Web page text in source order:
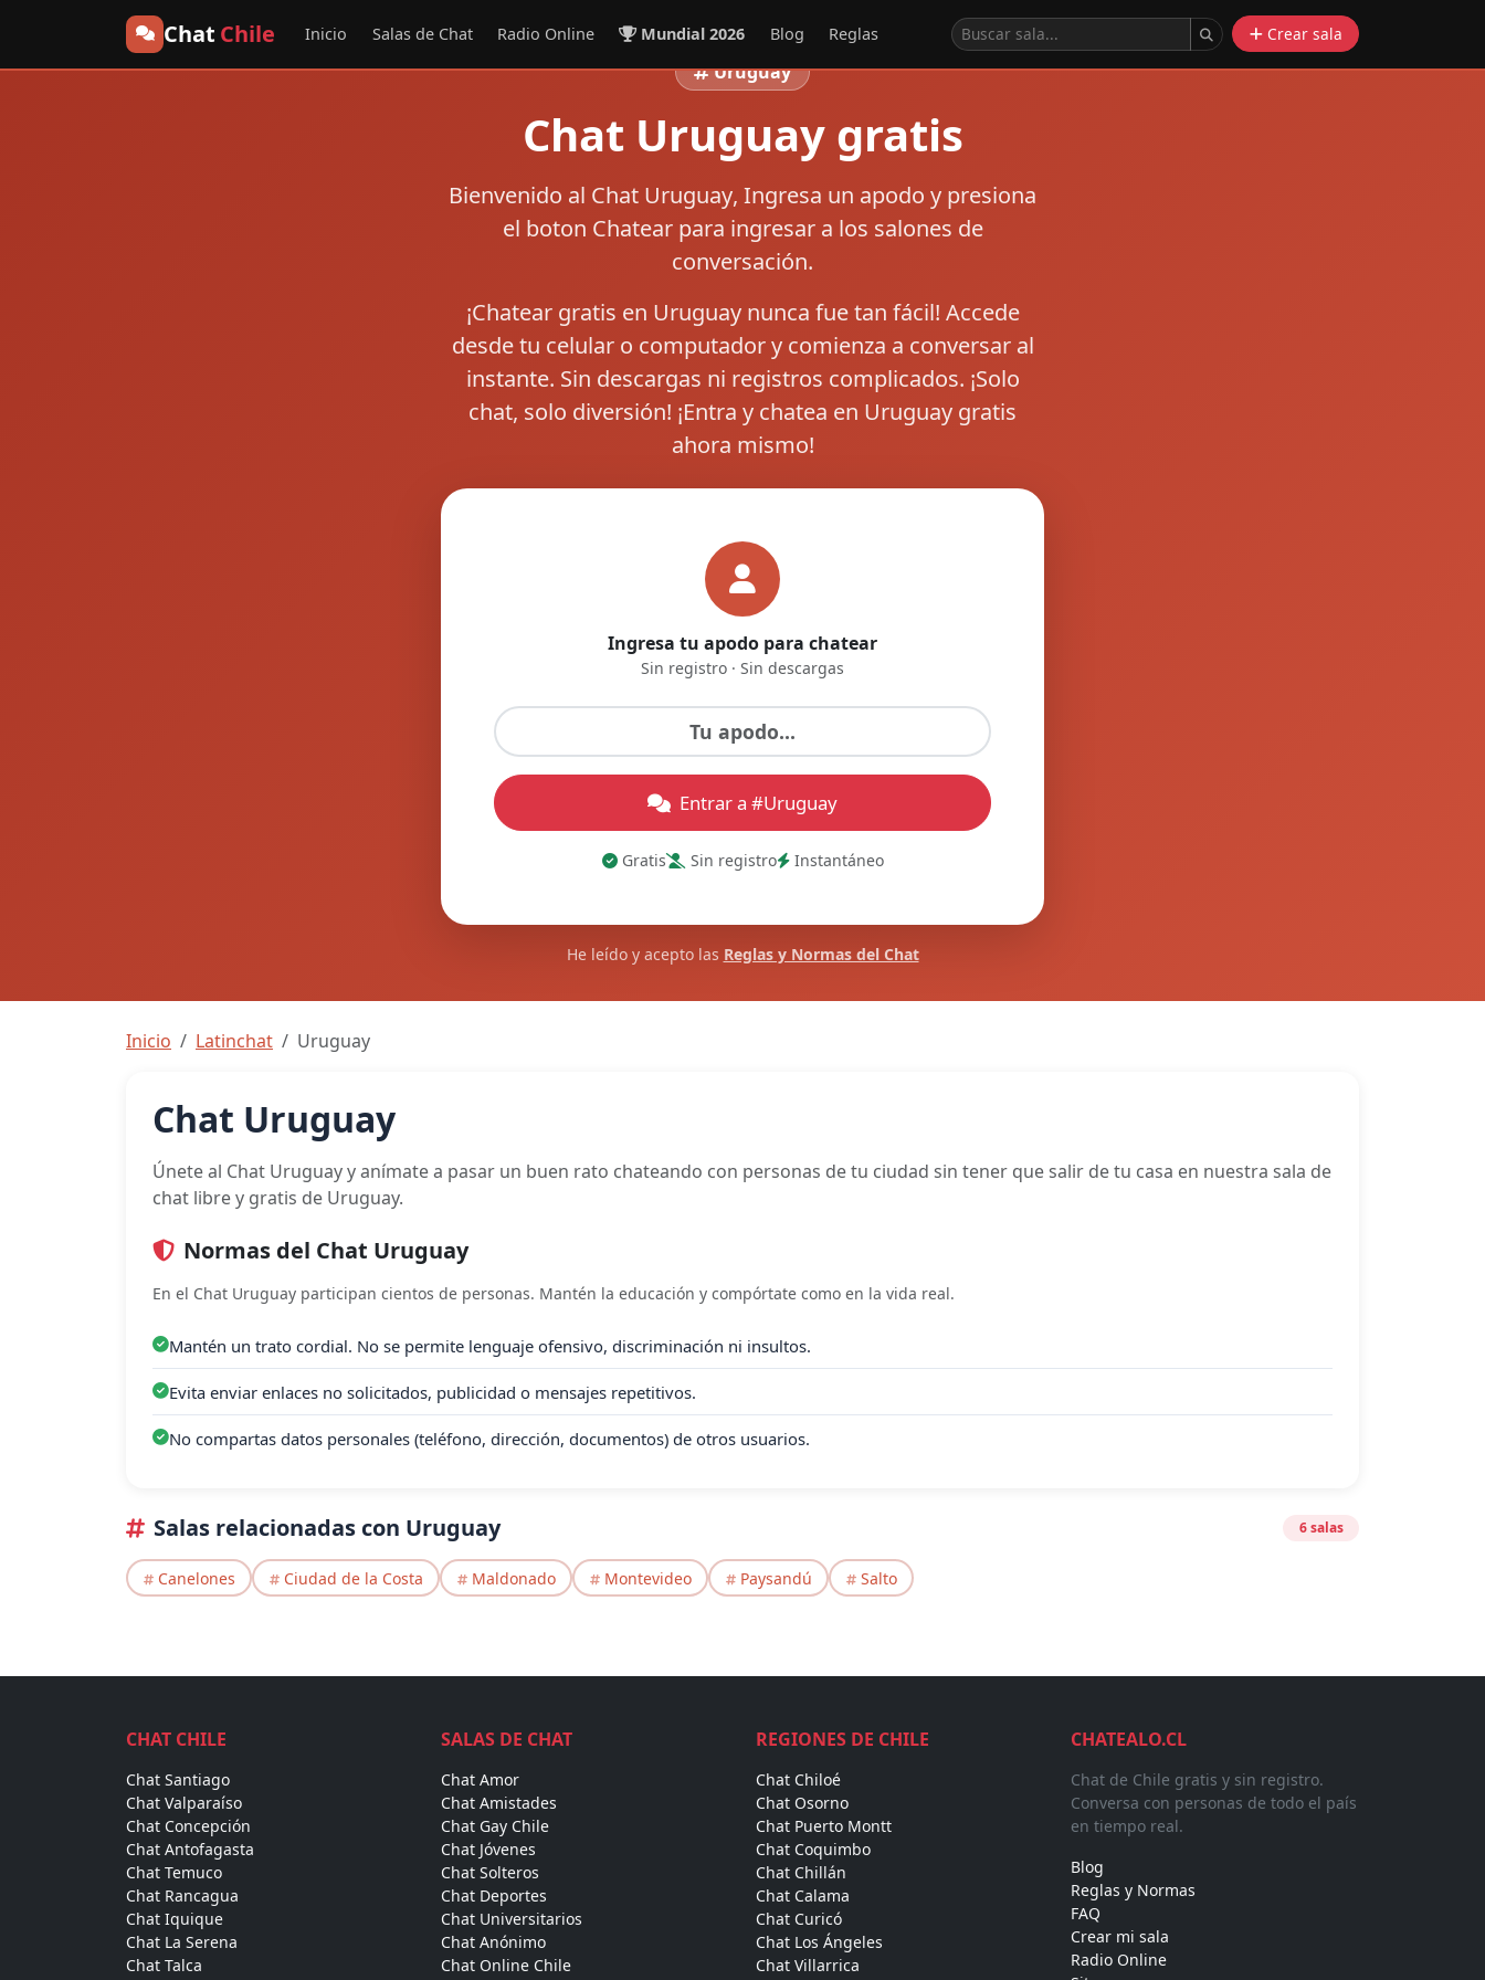
Chat Chile Inicio Salas de Chat Radio Online Mundial 2026 Blog Reglas Crear sala
Uruguay
Chat Uruguay gratis
Bienvenido al Chat Uruguay, Ingresa un apodo y presiona
el boton Chatearpara ingresar a los salones de
conversación.
¡Chatear gratis en Uruguay nunca fue tan fácil! Accede
desde tu celular o computador y comienza a conversar al
instante. Sin descargas ni registros complicados. ¡Solo
chat, solo diversión! ¡Entra y chatea en Uruguay gratis
ahora mismo!
Ingresa tu apodo para chatear
Sin registro · Sin descargas
Entrar a #Uruguay
Gratis Sin registro Instantáneo
He leído y acepto las Reglas y Normas del Chat
Inicio Latinchat Uruguay
Chat Uruguay
Únete al Chat Uruguay y anímate a pasar un buen rato chateando con personas de tu ciudad sin tener que salir de tu casa en nuestra sala de
chat libre y gratis de Uruguay.
Normas del Chat Uruguay
En el Chat Uruguay participan cientos de personas. Mantén la educación y compórtate como en la vida real.
Mantén un trato cordial. No se permite lenguaje ofensivo, discriminación ni insultos.
Evita enviar enlaces no solicitados, publicidad o mensajes repetitivos.
No compartas datos personales (teléfono, dirección, documentos) de otros usuarios.
Salas relacionadas con Uruguay 6 salas
Canelones Ciudad de la Costa Maldonado Montevideo Paysandú Salto
CHAT CHILE
Chat Santiago
Chat Valparaíso
Chat Concepción
Chat Antofagasta
Chat Temuco
Chat Rancagua
Chat Iquique
Chat La Serena
Chat Talca
SALAS DE CHAT
Chat Amor
Chat Amistades
Chat Gay Chile
Chat Jóvenes
Chat Solteros
Chat Deportes
Chat Universitarios
Chat Anónimo
Chat Online Chile
REGIONES DE CHILE
Chat Chiloé
Chat Osorno
Chat Puerto Montt
Chat Coquimbo
Chat Chillán
Chat Calama
Chat Curicó
Chat Los Ángeles
Chat Villarrica
CHATEALO.CL
Chat de Chile gratis y sin registro.
Conversa con personas de todo el país
en tiempo real.
Blog
Reglas y Normas
FAQ
Crear mi sala
Radio Online